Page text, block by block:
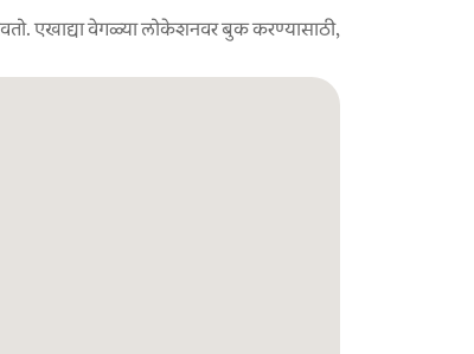
एखाद्या वेगळ्या लोकेशनवर बुक करण्यासाठी,